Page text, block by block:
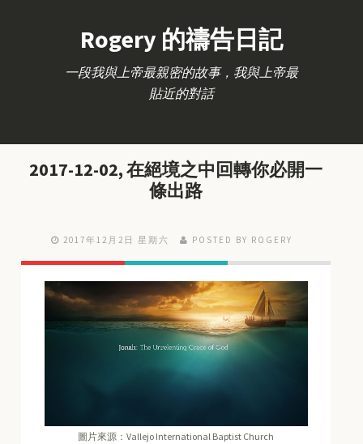
Rogery 的禱告日記
一段我與上帝最親密的故事，我與上帝最
貼近的對話
2017-12-02, 在絕境之中回轉你必開一
條出路
2017年12月2日 星期六 POSTED BY ROGERY
圖片來源：Vallejo International Baptist Church